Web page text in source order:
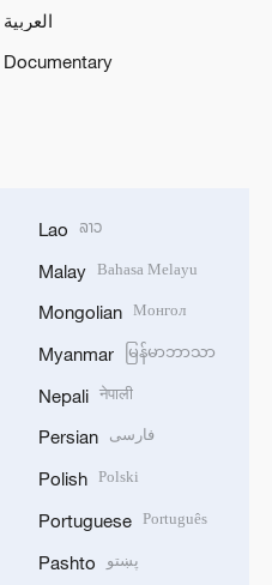
العربية
Documentary
Lao ລາວ
Malay Bahasa Melayu
Mongolian Монгол
Myanmar မြန်မာဘာသာ
Nepali नेपाली
Persian فارسی
Polish Polski
Portuguese Português
Pashto پښتو